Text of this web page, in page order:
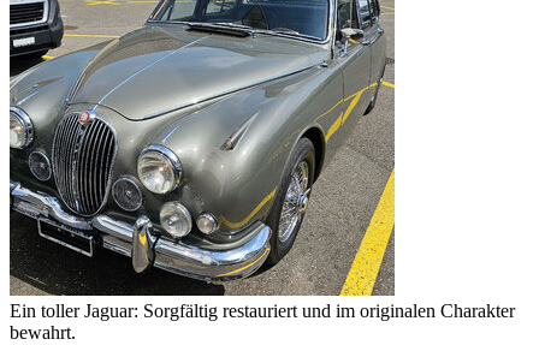
Ein toller Jaguar: Sorgfältig restauriert und im originalen Charakter
bewahrt.